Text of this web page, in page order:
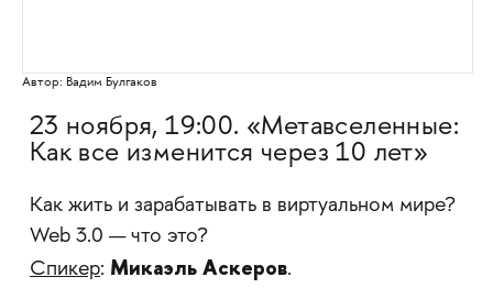
Автор: Вадим Булгаков
23 ноября, 19:00. «Метавселенные:
Как все изменится через 10 лет»
Как жить и зарабатывать в виртуальном мире?
Web 3.0 — что это?
Спикер: Микаэль Аскеров.